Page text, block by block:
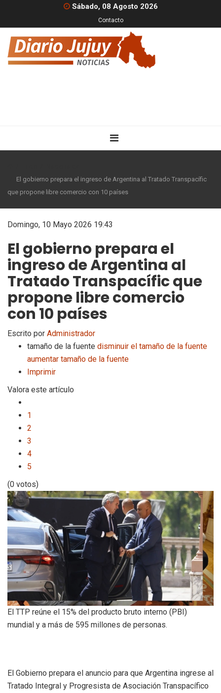
Sábado, 08 Agosto 2026
Contacto
El gobierno prepara el ingreso de Argentina al Tratado Transpacífic
que propone libre comercio con 10 países
Domingo, 10 Mayo 2026 19:43
El gobierno prepara el
ingreso de Argentina al
Tratado Transpacífic que
propone libre comercio
con 10 países
Escrito por Administrador
tamaño de la fuente disminuir el tamaño de la fuente
aumentar tamaño de la fuente
Imprimir
Valora este artículo
1
2
3
4
5
(0 votos)
El TTP reúne el 15% del producto bruto interno (PBI)
mundial y a más de 595 millones de personas.
El Gobierno prepara el anuncio para que Argentina ingrese al
Tratado Integral y Progresista de Asociación Transpacífico